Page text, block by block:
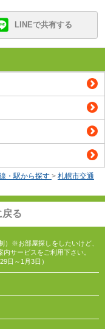
LINEで共有する
・駅から探す > 札幌市交通
戻る
）※お部屋探しをしたいけど、
サービスをご利用下さい。
日～1月3日）